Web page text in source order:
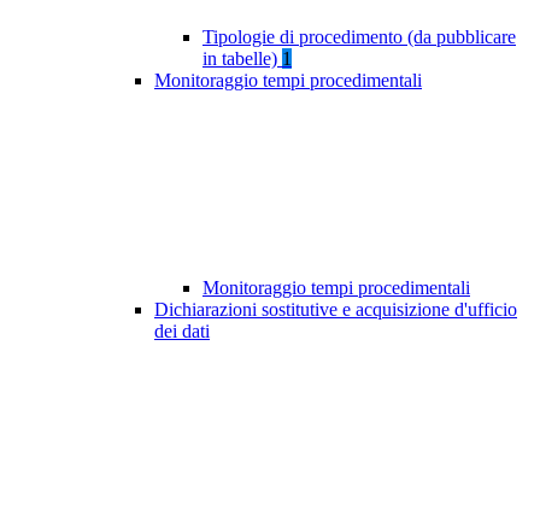
Tipologie di procedimento (da pubblicare
in tabelle) 1
Monitoraggio tempi procedimentali
Monitoraggio tempi procedimentali
Dichiarazioni sostitutive e acquisizione d'ufficio
dei dati